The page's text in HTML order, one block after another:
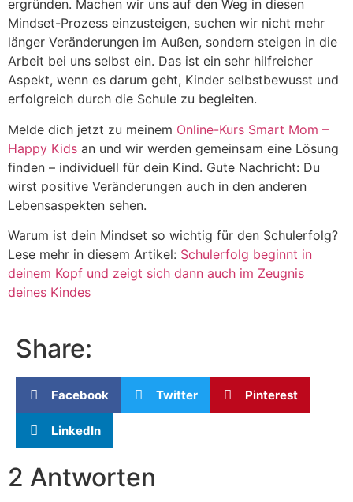
ergründen. Machen wir uns auf den Weg in diesen
Mindset-Prozess einzusteigen, suchen wir nicht mehr
länger Veränderungen im Außen, sondern steigen in die
Arbeit bei uns selbst ein. Das ist ein sehr hilfreicher
Aspekt, wenn es darum geht, Kinder selbstbewusst und
erfolgreich durch die Schule zu begleiten.
Melde dich jetzt zu meinem Online-Kurs Smart Mom –
Happy Kids an und wir werden gemeinsam eine Lösung
finden – individuell für dein Kind. Gute Nachricht: Du
wirst positive Veränderungen auch in den anderen
Lebensaspekten sehen.
Warum ist dein Mindset so wichtig für den Schulerfolg?
Lese mehr in diesem Artikel: Schulerfolg beginnt in
deinem Kopf und zeigt sich dann auch im Zeugnis
deines Kindes
Share:
Facebook Twitter Pinterest
LinkedIn
2 Antworten